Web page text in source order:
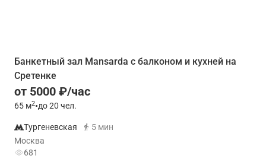
Банкетный зал Mansarda с балконом и кухней на
Сретенке
от 5000 ₽/час
65 м2•до 20 чел.
Тургеневская
5 мин
Москва
681